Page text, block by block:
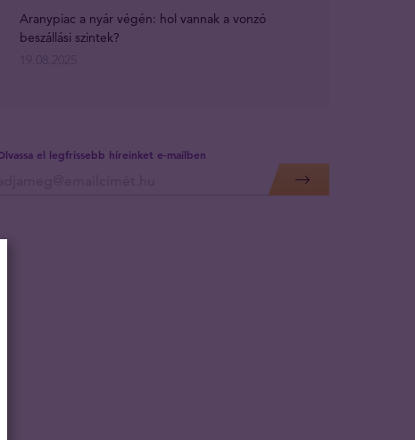
el legfrissebb híreinket e-mailben
Aranypiac a nyár végén: hol vannak a vonzó
beszállási szintek?